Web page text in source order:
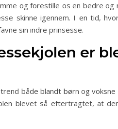
og forestille os en bedre og
skinne igennem. I en tid,
sin indre prinsesse.
er
både blandt børn og
blevet så eftertragtet, at